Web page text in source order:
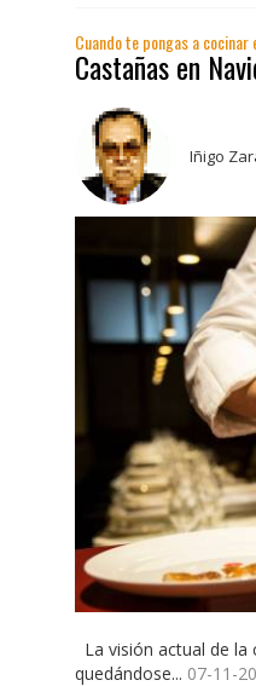
Cuando te pongas a cocinar
Castañas en
Iñigo
La visión actual de
quedándose... 07-11-